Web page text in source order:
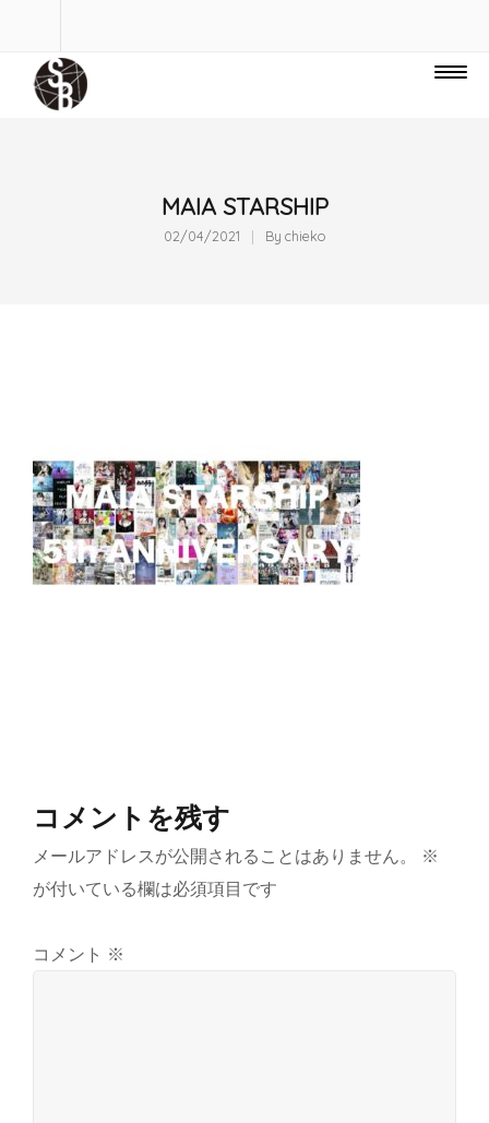
MAIA STARSHIP
02/04/2021 By chieko
コメントを残す
メールアドレスが公開されることはありません。
※
が付いている欄は必須項目です
コメント ※